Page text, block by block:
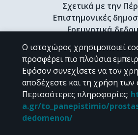
Σχετικά με την
Επιστημονικές
Ερευνητικά
Διδακτορικές διατριβές &
Προφίλ
CC
Εκτός αν αναφέρεται διαφορετικά, το υλικό
Ο ιστοχώρος χρησιμοποιεί
προσφέρει πιο πλούσια
Εφόσον συνεχίσετε να τον
αποδέχεστε και τη χρήση των
Περισσότερες πληροφορίες:
a.gr/to_panepistimio/
dedomenon/